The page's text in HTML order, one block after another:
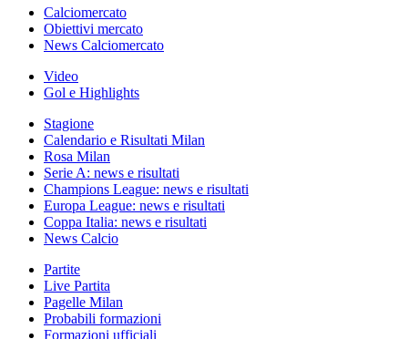
Calciomercato
Obiettivi mercato
News Calciomercato
Video
Gol e Highlights
Stagione
Calendario e Risultati Milan
Rosa Milan
Serie A: news e risultati
Champions League: news e risultati
Europa League: news e risultati
Coppa Italia: news e risultati
News Calcio
Partite
Live Partita
Pagelle Milan
Probabili formazioni
Formazioni ufficiali